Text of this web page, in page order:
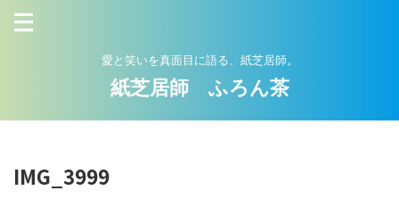
愛と笑いを真面目に語る、紙芝居師。
紙芝居師 ふろん茶
IMG_3999